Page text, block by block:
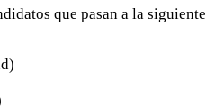
que pasan a la